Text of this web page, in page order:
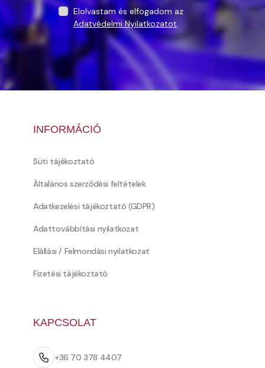
Elolvastam és elfogadom az
Adatvédelmi Nyilatkozatot.
INFORMÁCIÓ
Süti tájékoztató
Általános szerződési feltételek
Adatkezelési tájékoztató (GDPR)
Adattovábbítási nyilatkozat
Elállási / Felmondási nyilatkozat
Fizetési tájékoztató
KAPCSOLAT
+36 70 378 4407